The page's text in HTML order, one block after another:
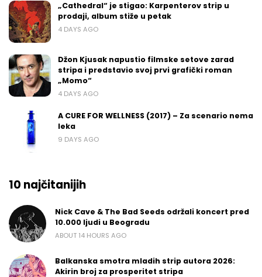
„Cathedral“ je stigao: Karpenterov strip u
prodaji, album stiže u petak
4 DAYS AGO
Džon Kjusak napustio filmske setove zarad
stripa i predstavio svoj prvi grafički roman
„Momo“
4 DAYS AGO
A CURE FOR WELLNESS (2017) – Za scenario nema
leka
9 DAYS AGO
10 najčitanijih
Nick Cave & The Bad Seeds održali koncert pred
10.000 ljudi u Beogradu
ABOUT 14 HOURS AGO
Balkanska smotra mladih strip autora 2026:
Akirin broj za prosperitet stripa